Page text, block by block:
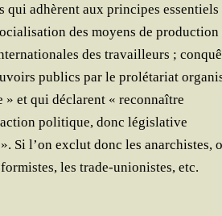
qui adhèrent aux prin­cipes essentiels
des moyens de pro­duc­tion
des tra­vailleurs ;
publics par le pro­lé­ta­riat
» et qui déclarent « reconnaître
poli­tique, donc législative
Si l’on exclut donc les anar­chistes,
les trade-unio­nistes, etc.